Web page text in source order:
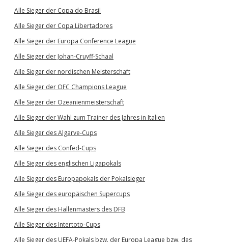
Alle Sieger der Copa do Brasil
Alle Sieger der Copa Libertadores
Alle Sieger der Europa Conference League
Alle Sieger der Johan-Cruyff-Schaal
Alle Sieger der nordischen Meisterschaft
Alle Sieger der OFC Champions League
Alle Sieger der Ozeanienmeisterschaft
Alle Sieger der Wahl zum Trainer des Jahres in Italien
Alle Sieger des Algarve-Cups
Alle Sieger des Confed-Cups
Alle Sieger des englischen Ligapokals
Alle Sieger des Europapokals der Pokalsieger
Alle Sieger des europäischen Supercups
Alle Sieger des Hallenmasters des DFB
Alle Sieger des Intertoto-Cups
Alle Sieger des UEFA-Pokals bzw. der Europa League bzw. des